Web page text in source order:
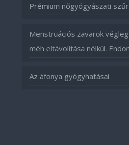
Prémium nőgyógyászati
Menstruációs zavarok
méh eltávolítása nélkül.
Az áfonya gyógyhatásai